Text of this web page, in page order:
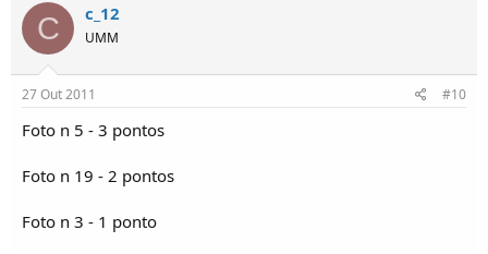
C c_12
UMM
27 Out 2011 #10
Foto n 5 - 3 pontos
Foto n 19 - 2 pontos
Foto n 3 - 1 ponto